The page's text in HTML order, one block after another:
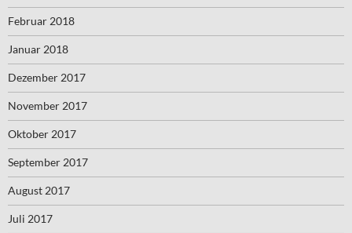
Februar 2018
Januar 2018
Dezember 2017
November 2017
Oktober 2017
September 2017
August 2017
Juli 2017